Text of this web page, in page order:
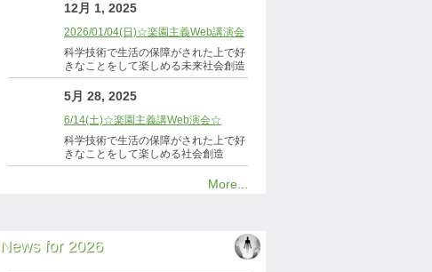
12月 1, 2025
2026/01/04(日)☆楽園主義Web講演会
科学技術で生活の保障がされた上で好
きなことをして楽しめる未来社会創造
5月 28, 2025
6/14(土)☆楽園主義講Web演会☆
科学技術で生活の保障がされた上で好
きなことをして楽しめる社会創造
More...
News for 2026